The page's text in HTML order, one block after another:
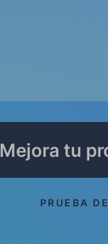
Mejora tu
PRUEBA